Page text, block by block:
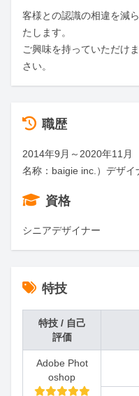
客様との認識の相違を減
たします。
ご興味を持っていただけ
さい。
職歴
2014年9月～2020年11月
名称：baigie inc.）デザイ
資格
シニアデザイナー
特技
特技 / 自己
評価
Adobe Phot
oshop